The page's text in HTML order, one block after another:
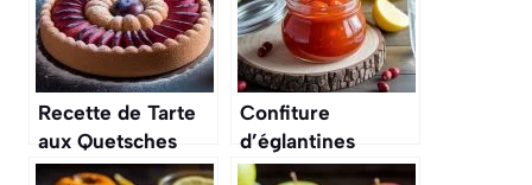
Recette de Tarte
aux Quetsches
d’Alsace : délice
Confiture
d’églantines
maison : recette